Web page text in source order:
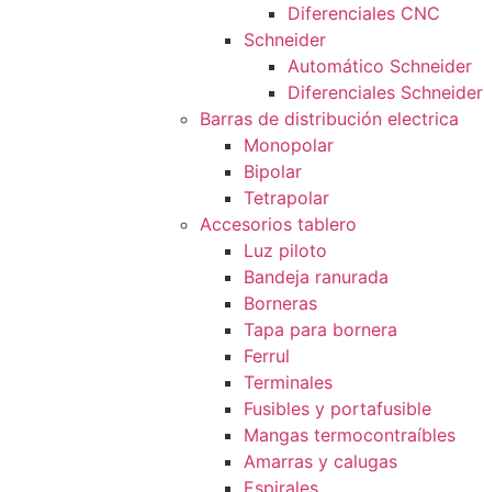
Diferenciales CNC
Schneider
Automático Schneider
Diferenciales Schneider
Barras de distribución electrica
Monopolar
Bipolar
Tetrapolar
Accesorios tablero
Luz piloto
Bandeja ranurada
Borneras
Tapa para bornera
Ferrul
Terminales
Fusibles y portafusible
Mangas termocontraíbles
Amarras y calugas
Espirales